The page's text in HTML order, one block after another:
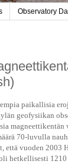
Observatory
paikallisia
geofysiikan
70-luvulla
vuoden 2003
hetkellisesti